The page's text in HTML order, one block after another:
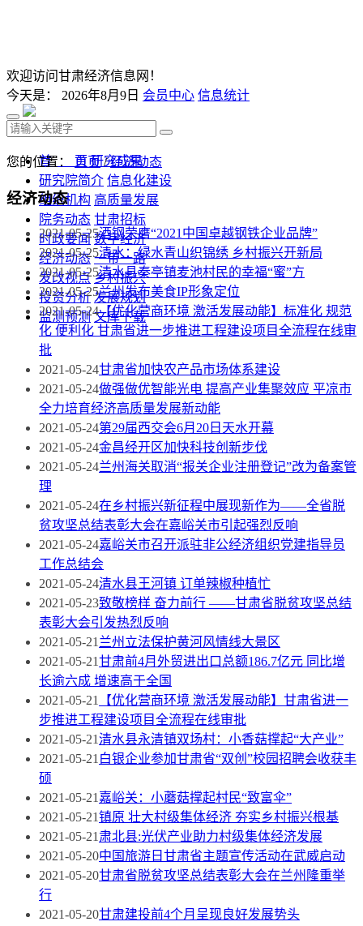
欢迎访问甘肃经济信息网！
今天是： 2026年8月9日 会员中心 信息统计
首 页 研究成果
研究院简介 信息化建设
组织机构 高质量发展
院务动态 甘肃招标
时政要闻 数字经济
经济动态 一带一路
发改视点 乡村振兴
投资分析 发展规划
监测预测 文库下载
您的位置： 首页/经济动态
经济动态
2021-05-25酒钢荣膺“2021中国卓越钢铁企业品牌”
2021-05-25清水：绿水青山织锦绣 乡村振兴开新局
2021-05-25清水县秦亭镇麦池村民的幸福“蜜”方
2021-05-25兰州发布美食IP形象定位
2021-05-24【优化营商环境 激活发展动能】标准化 规范
化 便利化 甘肃省进一步推进工程建设项目全流程在线审
批
2021-05-24甘肃省加快农产品市场体系建设
2021-05-24做强做优智能光电 提高产业集聚效应 平凉市
全力培育经济高质量发展新动能
2021-05-24第29届西交会6月20日天水开幕
2021-05-24金昌经开区加快科技创新步伐
2021-05-24兰州海关取消“报关企业注册登记”改为备案管
理
2021-05-24在乡村振兴新征程中展现新作为——全省脱
贫攻坚总结表彰大会在嘉峪关市引起强烈反响
2021-05-24嘉峪关市召开派驻非公经济组织党建指导员
工作总结会
2021-05-24清水县王河镇 订单辣椒种植忙
2021-05-23致敬榜样 奋力前行 ——甘肃省脱贫攻坚总结
表彰大会引发热烈反响
2021-05-21兰州立法保护黄河风情线大景区
2021-05-21甘肃前4月外贸进出口总额186.7亿元 同比增
长逾六成 增速高于全国
2021-05-21 【优化营商环境 激活发展动能】甘肃省进一
步推进工程建设项目全流程在线审批
2021-05-21清水县永清镇双场村：小香菇撑起“大产业”
2021-05-21白银企业参加甘肃省“双创”校园招聘会收获丰
硕
2021-05-21嘉峪关：小蘑菇撑起村民“致富伞”
2021-05-21镇原 壮大村级集体经济 夯实乡村振兴根基
2021-05-21肃北县:光伏产业助力村级集体经济发展
2021-05-20中国旅游日甘肃省主题宣传活动在武威启动
2021-05-20甘肃省脱贫攻坚总结表彰大会在兰州隆重举
行
2021-05-20甘肃建投前4个月呈现良好发展势头